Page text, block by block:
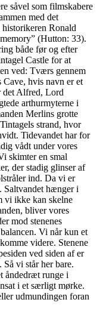
såvel som filmskabere
med det
Ronald
(Hutton: 33).
både før og efter
Castle for at
ved: Tværs gennem
hvis navn er et
det Alfred, Lord
arthurmyterne i
Merlins grotte
strand, hvor
Tidevandet har for
vådt under vores
skimter en smal
der stadig glinser af
ind. Da vi er
Saltvandet hænger i
vi ikke kan skelne
bliver vores
mod stenenes
Vi når kun et
videre. Stenene
ved siden af er
vi står her bare.
åndedræt runge i
i et særligt mørke.
udmundingen foran